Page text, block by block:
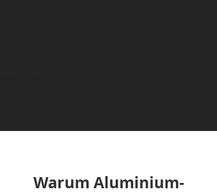
Warum Aluminium-